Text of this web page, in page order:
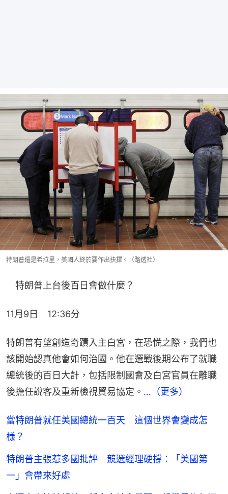
特朗普還是希拉里，美國人終於要作出抉擇。（路透社）
特朗普上台後百日會做什麼？
11月9日　12:36分
特朗普有望創造奇蹟入主白宮，在恐慌之際，我們也
該開始認真他會如何治國。他在選戰後期公布了就職
總統後的百日大計，包括限制國會及白宮官員在離職
後擔任說客及重新檢視貿易協定。 …（更多）
當特朗普就任美國總統一百天 這個世界會變成怎
樣？
特朗普主張惹多國批評 競選經理硬撐︰「美國第
一」會帶來好處